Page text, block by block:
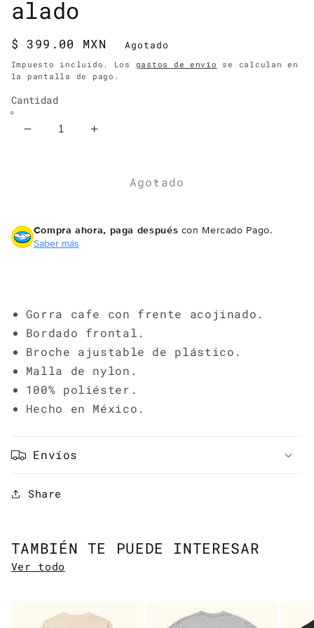
alado
Precio
habitual
$ 399.00 MXN Agotado
Impuesto incluido. Los gastos de envío
se calculan en
la pantalla de pago.
Cantidad
Reducir
alado
Aumentar
alado
Agotado
Compra ahora, paga después con Mercado Pago.
Saber más
Gorra cafe con frente acojinado.
Bordado frontal.
Broche ajustable de plástico.
Malla de nylon.
100% poliéster.
Hecho en México.
Envíos
Share
TAMBIÉN TE PUEDE INTERESAR
Ver todoCompra ahora y paga a meses
Agrega tu producto al carrito yelige